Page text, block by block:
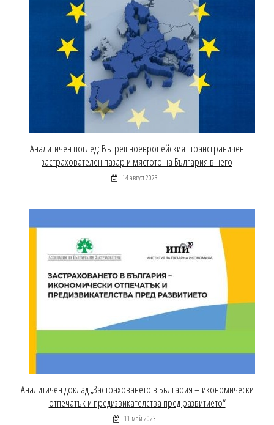
Аналитичен поглед: Вътрешноевропейският трансграничен
застрахователен пазар и мястото на България в него
14 август 2023
Аналитичен доклад „Застраховането в България – икономически
отпечатък и предизвикателства пред развитието“
11 май 2023